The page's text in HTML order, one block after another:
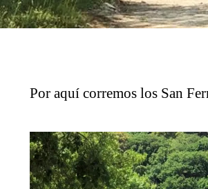
Por aquí corremos los San